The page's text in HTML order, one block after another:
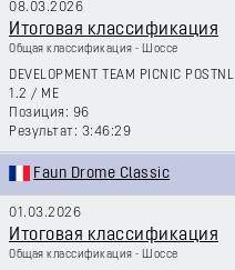
08.03.2026
Итоговая классификация
Общая классификация - Шоссе
DEVELOPMENT TEAM PICNIC POSTNL
1.2 / ME
96
3:46:29
Faun Drome Classic
01.03.2026
Итоговая классификация
Общая классификация - Шоссе